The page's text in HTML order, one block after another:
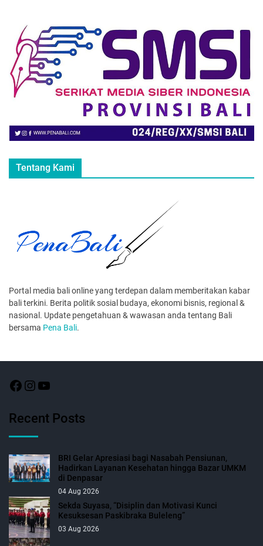
Tentang Kami
Portal media bali online yang terdepan dalam memberitakan kabar
bali terkini. Berita politik sosial budaya, ekonomi bisnis, regional &
nasional. Update pengetahuan & wawasan anda tentang Bali
bersama Pena Bali.
Recent Posts
BRI Gelar Apresiasi bagi Nasabah Pensiunan,
Hadirkan Layanan Kesehatan hingga Bazar UMKM
di Denpasar
04 Aug 2026
Sekda Suyasa, “Disiplin dan Motivasi Kunci
Kesuksesan Paskibraka Buleleng”
03 Aug 2026